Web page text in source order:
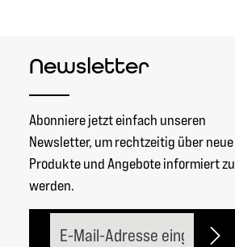
Newsletter
Abonniere jetzt einfach unseren
Newsletter, um rechtzeitig über neue
Produkte und Angebote informiert zu
werden.